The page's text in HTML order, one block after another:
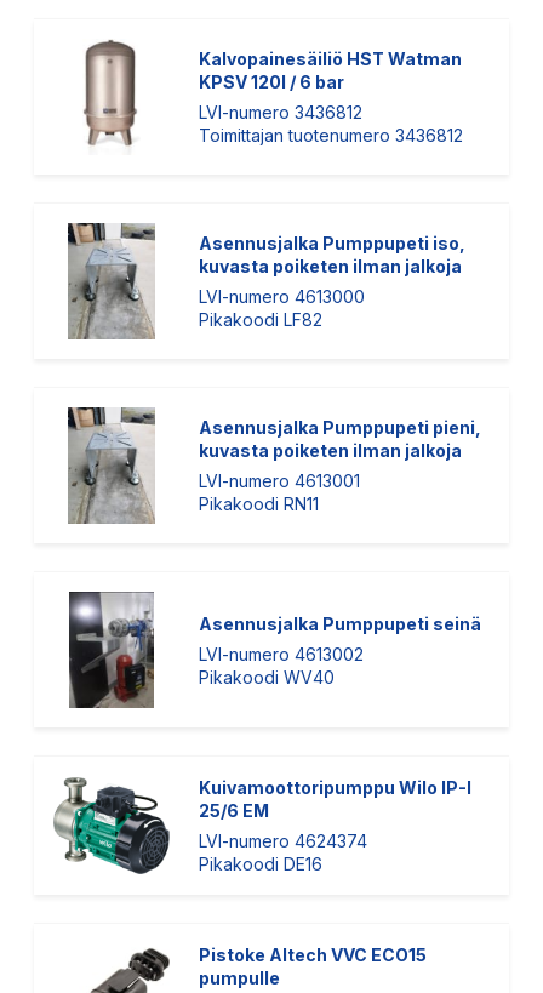
Kalvopainesäiliö HST Watman
KPSV 120l / 6 bar
LVI-numero 3436812
Toimittajan tuotenumero 3436812
Asennusjalka Pumppupeti iso,
kuvasta poiketen ilman jalkoja
LVI-numero 4613000
Pikakoodi LF82
Asennusjalka Pumppupeti pieni,
kuvasta poiketen ilman jalkoja
LVI-numero 4613001
Pikakoodi RN11
Asennusjalka Pumppupeti seinä
LVI-numero 4613002
Pikakoodi WV40
Kuivamoottoripumppu Wilo IP-I
25/6 EM
LVI-numero 4624374
Pikakoodi DE16
Pistoke Altech VVC ECO15
pumpulle